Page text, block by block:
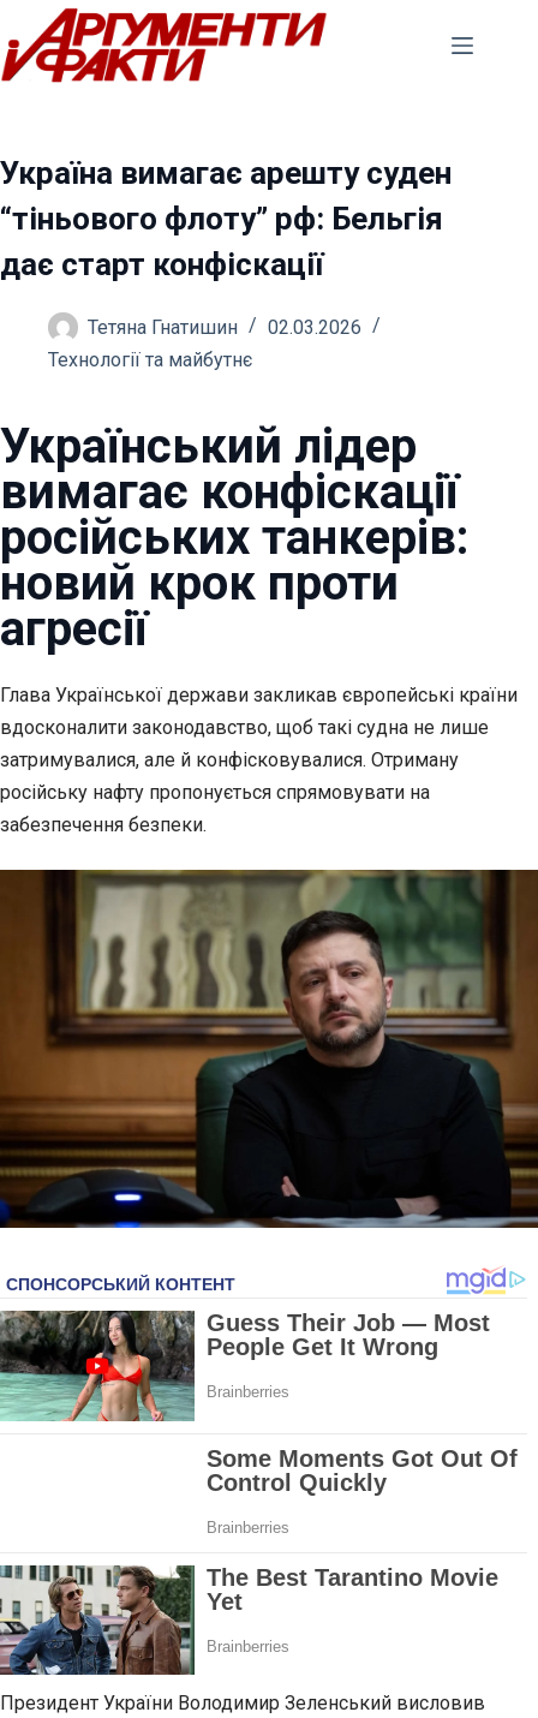
Перейти
до
вмісту
Україна вимагає арешту суден
“тіньового флоту” рф: Бельгія
дає старт конфіскації
Тетяна Гнатишин
02.03.2026
Технології та майбутнє
Український лідер
вимагає конфіскації
російських танкерів:
новий крок проти
агресії
Глава Української держави закликав європейські країни
вдосконалити законодавство, щоб такі судна не лише
затримувалися, але й конфісковувалися. Отриману
російську нафту пропонується спрямовувати на
забезпечення безпеки.
Президент України Володимир Зеленський висловив